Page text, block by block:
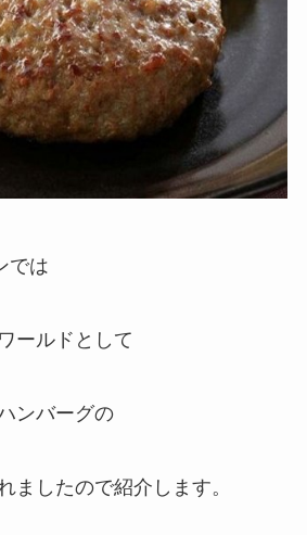
では
ールドとして
ンバーグの
ましたので紹介します。